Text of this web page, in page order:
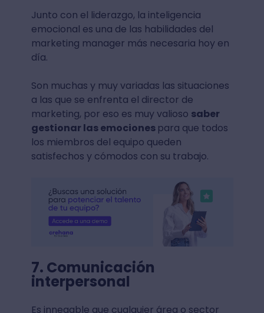
Junto con el liderazgo, la inteligencia
emocional es una de las habilidades del
marketing manager más necesaria hoy en
día.
Son muchas y muy variadas las situaciones
a las que se enfrenta el director de
marketing, por eso es muy valioso saber
gestionar las emociones para que todos
los miembros del equipo queden
satisfechos y cómodos con su trabajo.
7. Comunicación
interpersonal
Es innegable que cualquier área o sector